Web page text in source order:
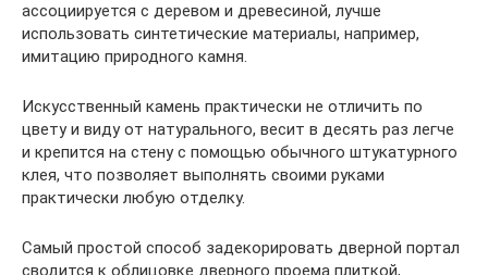
ассоциируется с деревом и древесиной, лучше
использовать синтетические материалы, например,
имитацию природного камня.
Искусственный камень практически не отличить по
цвету и виду от натурального, весит в десять раз легче
и крепится на стену с помощью обычного штукатурного
клея, что позволяет выполнять своими руками
практически любую отделку.
Самый простой способ задекорировать дверной портал
сводится к облицовке дверного проема плиткой,